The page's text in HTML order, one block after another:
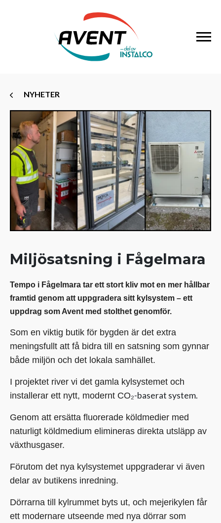
NYHETER
Miljösatsning i Fågelmara
Tempo i Fågelmara tar ett stort kliv mot en mer hållbar
framtid genom att uppgradera sitt kylsystem – ett
uppdrag som Avent med stolthet genomför.
Som en viktig butik för bygden är det extra
meningsfullt att få bidra till en satsning som gynnar
både miljön och det lokala samhället.
I projektet river vi det gamla kylsystemet och
installerar ett nytt, modernt CO₂-baserat system.
Genom att ersätta fluorerade köldmedier med
naturligt köldmedium elimineras direkta utsläpp av
växthusgaser.
Förutom det nya kylsystemet uppgraderar vi även
delar av butikens inredning.
Dörrarna till kylrummet byts ut, och mejerikylen får
ett modernare utseende med nya dörrar som